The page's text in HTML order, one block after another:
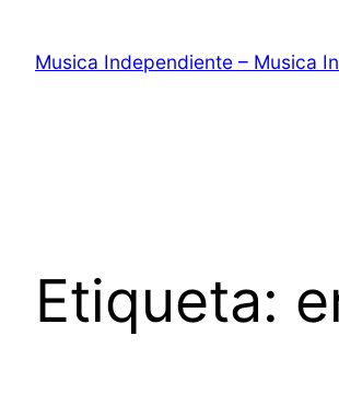
contenido
Musica Independiente – Musica
Etiqueta: